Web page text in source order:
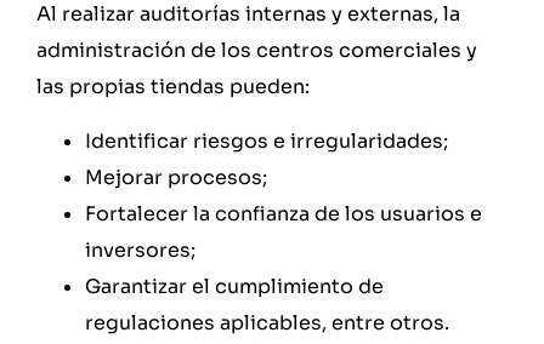
Al realizar auditorías internas y externas, la
administración de los centros comerciales y
las propias tiendas pueden:
Identificar riesgos e irregularidades;
Mejorar procesos;
Fortalecer la confianza de los usuarios e
inversores;
Garantizar el cumplimiento de
regulaciones aplicables, entre otros.